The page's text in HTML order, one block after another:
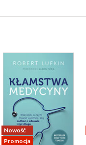
Nowość
Promocja